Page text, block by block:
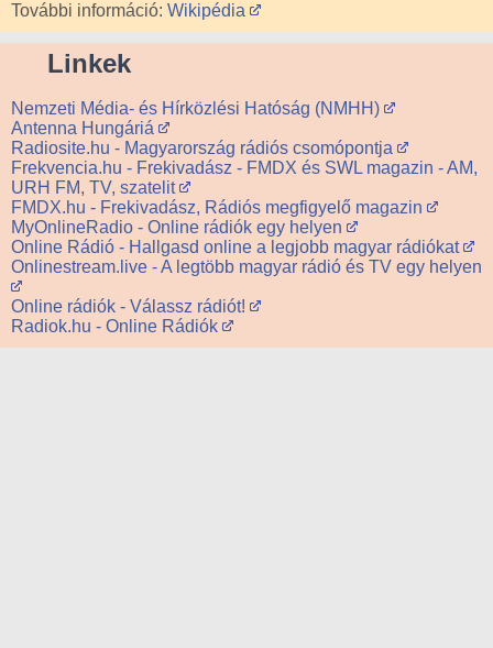
További információ: Wikipédia
Linkek
Nemzeti Média- és Hírközlési Hatóság (NMHH)
Antenna Hungáriá
Radiosite.hu - Magyarország rádiós csomópontja
Frekvencia.hu - Frekivadász - FMDX és SWL magazin - AM,
URH FM, TV, szatelit
FMDX.hu - Frekivadász, Rádiós megfigyelő magazin
MyOnlineRadio - Online rádiók egy helyen
Online Rádió - Hallgasd online a legjobb magyar rádiókat
Onlinestream.live - A legtöbb magyar rádió és TV egy helyen
Online rádiók - Válassz rádiót!
Radiok.hu - Online Rádiók